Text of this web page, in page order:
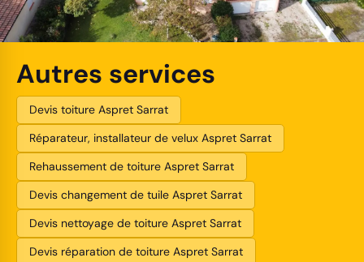
Autres services
Devis toiture Aspret Sarrat
Réparateur, installateur de velux Aspret Sarrat
Rehaussement de toiture Aspret Sarrat
Devis changement de tuile Aspret Sarrat
Devis nettoyage de toiture Aspret Sarrat
Devis réparation de toiture Aspret Sarrat